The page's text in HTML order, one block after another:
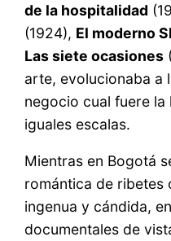
de la hospitalidad
(1924), El moderno
Las siete ocasiones
arte, evolucionaba a
negocio cual fuere la
iguales escalas.
Mientras en Bogotá
romántica de ribetes
ingenua y cándida,
documentales de